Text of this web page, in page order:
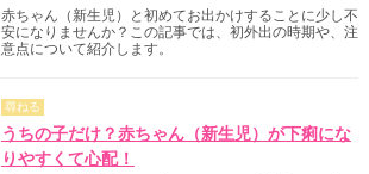
赤ちゃん（新生児）と初めてお出かけすることに少し不
安になりませんか？この記事では、初外出の時期や、注
意点について紹介します。
尋ねる
うちの子だけ？赤ちゃん（新生児）が下痢にな
りやすくて心配！